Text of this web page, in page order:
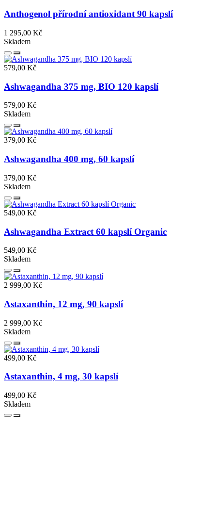
Anthogenol přírodní antioxidant 90 kapslí
1 295,00 Kč
Skladem
579,00 Kč
Ashwagandha 375 mg, BIO 120 kapslí
579,00 Kč
Skladem
379,00 Kč
Ashwagandha 400 mg, 60 kapslí
379,00 Kč
Skladem
549,00 Kč
Ashwagandha Extract 60 kapslí Organic
549,00 Kč
Skladem
2 999,00 Kč
Astaxanthin, 12 mg, 90 kapslí
2 999,00 Kč
Skladem
499,00 Kč
Astaxanthin, 4 mg, 30 kapslí
499,00 Kč
Skladem